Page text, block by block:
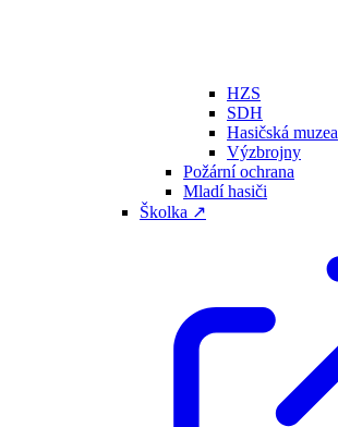
HZS
SDH
Hasičská muzea
Výzbrojny
Požární ochrana
Mladí hasiči
Školka ↗